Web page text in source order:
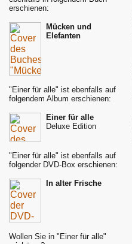
erschienen:
Mücken und
Elefanten
"Einer für alle" ist ebenfalls auf
folgendem Album erschienen:
Einer für alle
Deluxe Edition
"Einer für alle" ist ebenfalls auf
folgender DVD-Box erschienen:
In alter Frische
Wollen Sie in "Einer für alle"